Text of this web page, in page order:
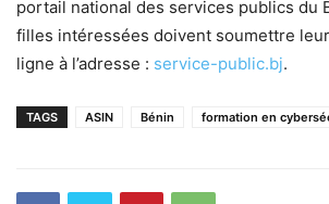
portail national des services publics du
filles intéressées doivent soumettre
ligne à l’adresse : service-public.bj.
TAGS ASIN Bénin formation en